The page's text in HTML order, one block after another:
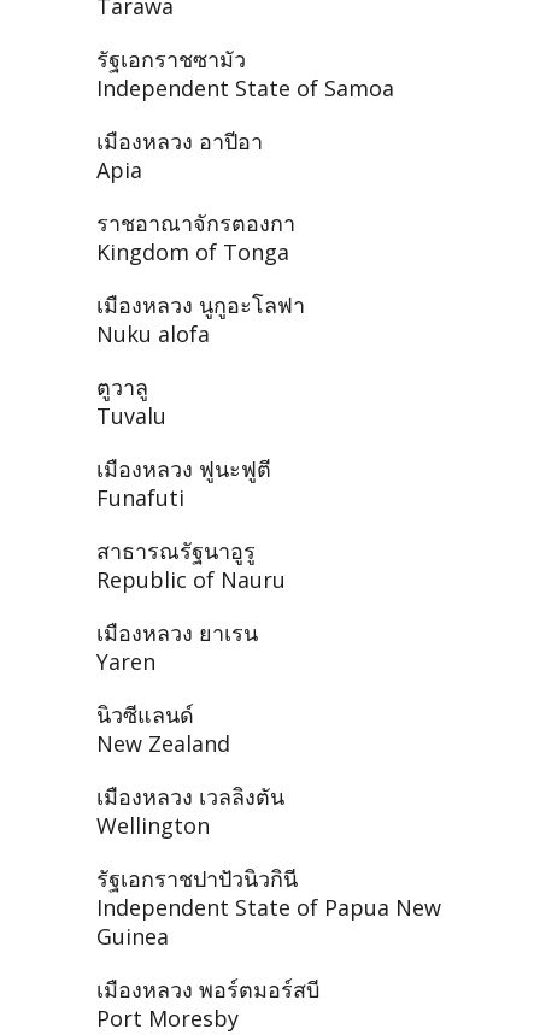
Tarawa
รัฐเอกราชซามัว
Independent State of Samoa
เมืองหลวง อาปีอา
Apia
ราชอาณาจักรตองกา
Kingdom of Tonga
เมืองหลวง นูกูอะโลฟา
Nuku alofa
ตูวาลู
Tuvalu
เมืองหลวง ฟูนะฟูตี
Funafuti
สาธารณรัฐนาอูรู
Republic of Nauru
เมืองหลวง ยาเรน
Yaren
นิวซีแลนด์
New Zealand
เมืองหลวง เวลลิงตัน
Wellington
รัฐเอกราชปาปัวนิวกินี
Independent State of Papua New
Guinea
เมืองหลวง พอร์ตมอร์สบี
Port Moresby